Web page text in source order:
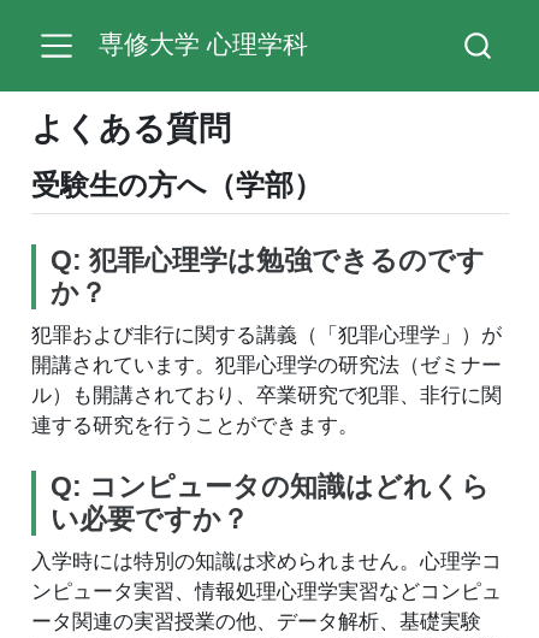
専修大学 心理学科
よくある質問
受験生の方へ（学部）
Q: 犯罪心理学は勉強できるのです
か？
犯罪および非行に関する講義（「犯罪心理学」）が
開講されています。犯罪心理学の研究法（ゼミナー
ル）も開講されており、卒業研究で犯罪、非行に関
連する研究を行うことができます。
Q: コンピュータの知識はどれくら
い必要ですか？
入学時には特別の知識は求められません。心理学コ
ンピュータ実習、情報処理心理学実習などコンピュ
ータ関連の実習授業の他、データ解析、基礎実験